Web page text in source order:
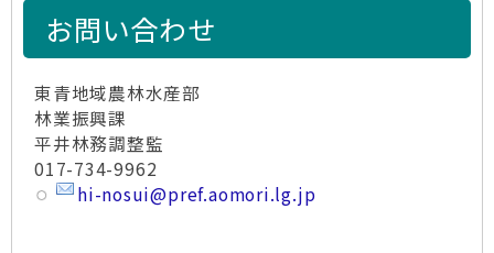
お問い合わせ
東青地域農林水産部
林業振興課
平井林務調整監
017-734-9962
hi-nosui@pref.aomori.lg.jp